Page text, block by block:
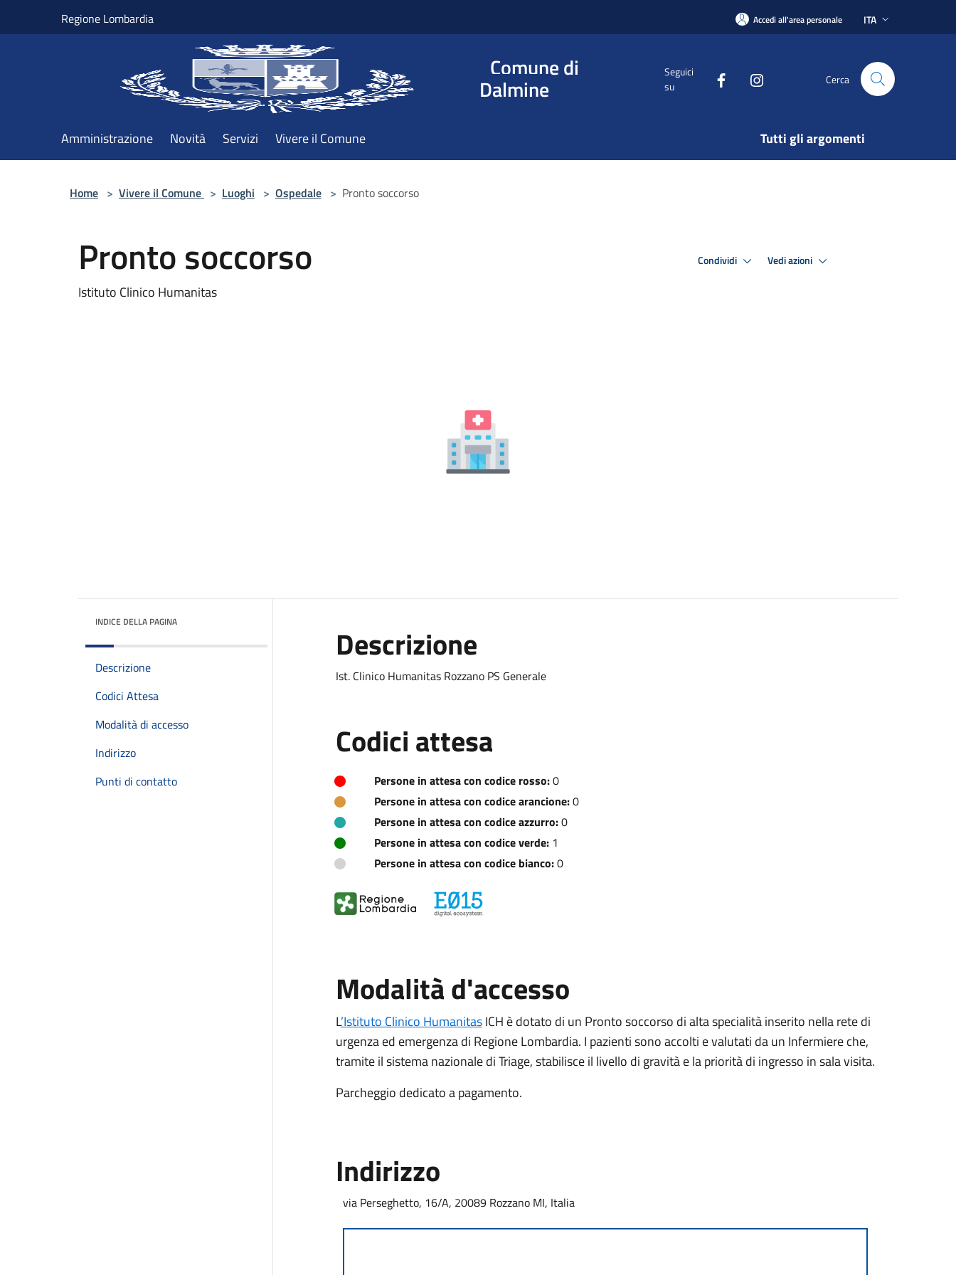
Regione Lombardia Accedi all'area personale ITA
Comune di
Dalmine
Seguici
su
Cerca
Amministrazione Novità Servizi Vivere il Comune Tutti gli argomenti
Home > Vivere il Comune > Luoghi > Ospedale > Pronto soccorso
Pronto soccorso
Istituto Clinico Humanitas
Condividi Vedi azioni
INDICE DELLA PAGINA
Descrizione
Codici Attesa
Modalità di accesso
Indirizzo
Punti di contatto
Descrizione
Ist. Clinico Humanitas Rozzano PS Generale
Codici attesa
Persone in attesa con codice rosso:0
Persone in attesa con codice arancione:0
Persone in attesa con codice azzurro:0
Persone in attesa con codice verde:1
Persone in attesa con codice bianco:0
Modalità d'accesso
L’Istituto Clinico HumanitasICH è dotato di un Pronto soccorso di alta specialità inserito nella rete di
urgenza ed emergenza di Regione Lombardia. I pazienti sono accolti e valutati da un Infermiere che,
tramite il sistema nazionale di Triage, stabilisce il livello di gravità e la priorità di ingresso in sala visita.
Parcheggio dedicato a pagamento.
Indirizzo
via Perseghetto, 16/A, 20089 Rozzano MI, Italia